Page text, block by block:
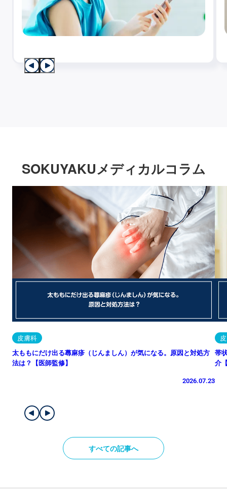
SOKUYAKUメディカルコラム
皮膚科
太ももにだけ出る蕁麻疹（じんましん）が気になる。原因と対処方
法は？【医師監修】
2026.07.23
帯
介
すべての記事へ